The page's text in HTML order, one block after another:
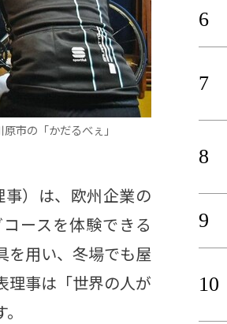
市の「かだるべぇ」
）は、欧州企業の
ースを体験できる
を用い、冬場でも屋
理事は「世界の人が